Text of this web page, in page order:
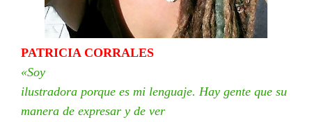
PATRICIA CORRALES
«Soy
ilustradora porque es mi lenguaje. Hay gente que su
manera de expresar y de ver